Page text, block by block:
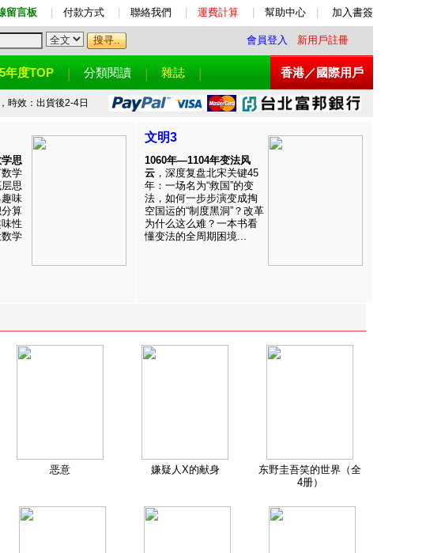
留言板 付款方式 聯絡我們 運費計算 幫助中心 加入書簽
會員登入 新用戶註冊
年度TOP 分類閱讀 雜誌 香港／國際用戶
時效：出貨後2-4日
思
数学
思
味
算
性
学
文明3
1060年—1104年变法风
云 ，深度复盘北宋关键45
年：一场名为“救国”的变
法，如何一步步演变成掏
空国运的“制度黑洞”？改革
为什么这么难？一本书看
懂变法的全周期困境...
恶意 嫌疑人X的献身
东野圭吾笑的世界（全
4册）